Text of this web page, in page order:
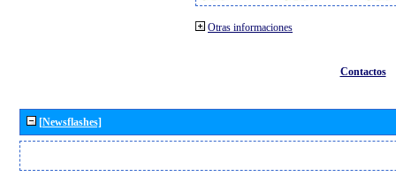
Otras informaciones
Contactos
[Newsflashes]